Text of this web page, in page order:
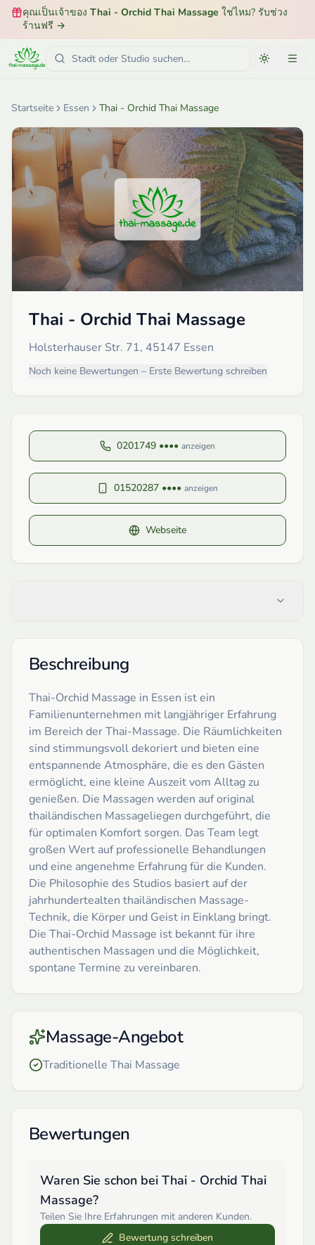
คุณเป็นเจ้าของ Thai - Orchid Thai Massage ใช่ไหม? รับช่วง
ร้านฟรี →
Startseite Essen Thai - Orchid Thai Massage
Thai - Orchid Thai Massage
Holsterhauser Str. 71, 45147 Essen
Noch keine Bewertungen – Erste Bewertung schreiben
0201749 •••• anzeigen
01520287 •••• anzeigen
Webseite
Beschreibung
Thai-Orchid Massage in Essen ist ein
Familienunternehmen mit langjähriger Erfahrung
im Bereich der Thai-Massage. Die Räumlichkeiten
sind stimmungsvoll dekoriert und bieten eine
entspannende Atmosphäre, die es den Gästen
ermöglicht, eine kleine Auszeit vom Alltag zu
genießen. Die Massagen werden auf original
thailändischen Massageliegen durchgeführt, die
für optimalen Komfort sorgen. Das Team legt
großen Wert auf professionelle Behandlungen
und eine angenehme Erfahrung für die Kunden.
Die Philosophie des Studios basiert auf der
jahrhundertealten thailändischen Massage-
Technik, die Körper und Geist in Einklang bringt.
Die Thai-Orchid Massage ist bekannt für ihre
authentischen Massagen und die Möglichkeit,
spontane Termine zu vereinbaren.
Massage-Angebot
Traditionelle Thai Massage
Bewertungen
Waren Sie schon bei Thai - Orchid Thai
Massage?
Teilen Sie Ihre Erfahrungen mit anderen Kunden.
Bewertung schreiben